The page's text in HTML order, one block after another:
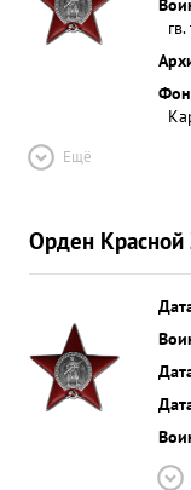
Ещё
Орден Красной